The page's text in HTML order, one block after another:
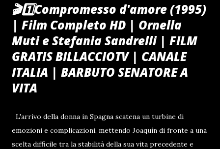
🎬1️⃣Compromesso d'amore (1995)
| Film Completo HD | Ornella
Muti e Stefania Sandrelli | FILM
GRATIS BILLACCIOTV | CANALE
ITALIA | BARBUTO SENATORE A
VITA
L'arrivo della donna in Spagna scatena un turbine di
emozioni e complicazioni, mettendo Joaquín di fronte a una
scelta difficile tra la stabilità della sua vita precedente e